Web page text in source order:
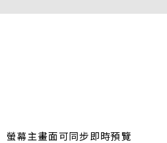
螢幕主畫面可同步即時預覽